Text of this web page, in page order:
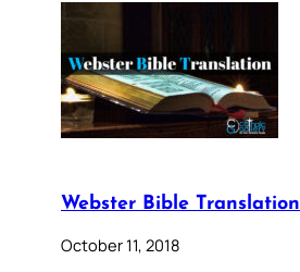
Webster Bible Translation
October 11, 2018